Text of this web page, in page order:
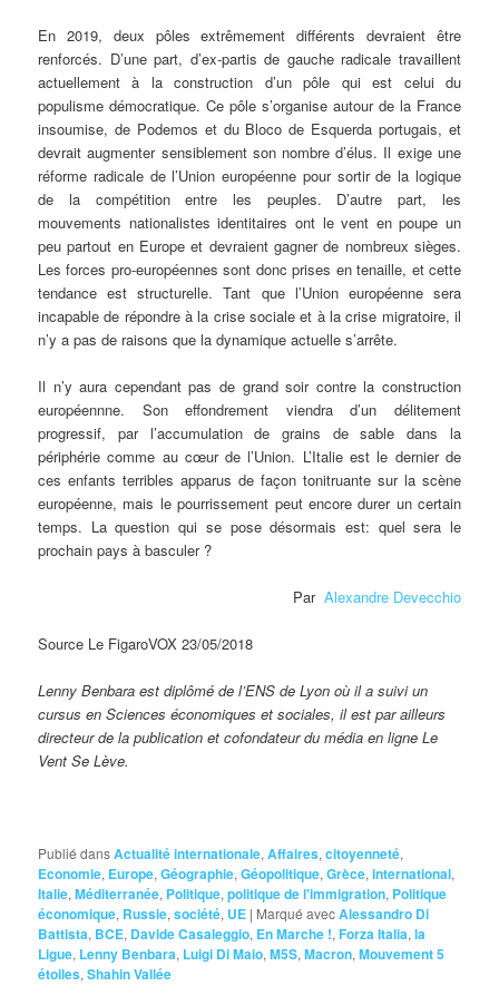
En 2019, deux pôles extrêmement différents devraient être
renforcés. D’une part, d’ex-partis de gauche radicale travaillent
actuellement à la construction d’un pôle qui est celui du
populisme démocratique. Ce pôle s’organise autour de la France
insoumise, de Podemos et du Bloco de Esquerda portugais, et
devrait augmenter sensiblement son nombre d’élus. Il exige une
réforme radicale de l’Union européenne pour sortir de la logique
de la compétition entre les peuples. D’autre part, les
mouvements nationalistes identitaires ont le vent en poupe un
peu partout en Europe et devraient gagner de nombreux sièges.
Les forces pro-européennes sont donc prises en tenaille, et cette
tendance est structurelle. Tant que l’Union européenne sera
incapable de répondre à la crise sociale et à la crise migratoire, il
n’y a pas de raisons que la dynamique actuelle s’arrête.
Il n’y aura cependant pas de grand soir contre la construction
européennne. Son effondrement viendra d’un délitement
progressif, par l’accumulation de grains de sable dans la
périphérie comme au cœur de l’Union. L’Italie est le dernier de
ces enfants terribles apparus de façon tonitruante sur la scène
européenne, mais le pourrissement peut encore durer un certain
temps. La question qui se pose désormais est: quel sera le
prochain pays à basculer ?
Par Alexandre Devecchio
Source Le FigaroVOX 23/05/2018
Lenny Benbara est diplômé de l’ENS de Lyon où il a suivi un
cursus en Sciences économiques et sociales, il est par ailleurs
directeur de la publication et cofondateur du média en ligne Le
Vent Se Lève.
Publié dansActualité internationale,Affaires,citoyenneté,
Economie, Europe,Géographie,Géopolitique,Grèce,international,
Italie,Méditerranée, Politique,politique de l'immigration, Politique
économique, Russie,société, UE | Marqué avecAlessandro Di
Battista, BCE, Davide Casaleggio, En Marche !,Forza Italia,la
Ligue, Lenny Benbara, Luigi Di Maio,M5S,Macron,Mouvement 5
étoiles,Shahin Vallée